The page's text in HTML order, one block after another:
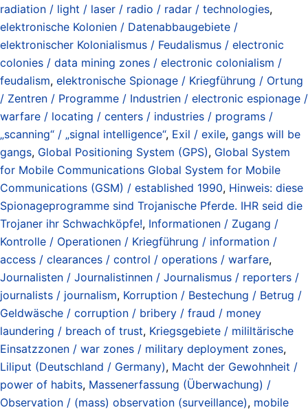
radiation / light / laser / radio / radar / technologies,
elektronische Kolonien / Datenabbaugebiete /
elektronischer Kolonialismus / Feudalismus / electronic
colonies / data mining zones / electronic colonialism /
feudalism, elektronische Spionage / Kriegführung / Ortung
/ Zentren / Programme / Industrien / electronic espionage /
warfare / locating / centers / industries / programs /
„scanning“ / „signal intelligence“, Exil / exile, gangs will be
gangs, Global Positioning System (GPS), Global System
for Mobile Communications Global System for Mobile
Communications (GSM) / established 1990, Hinweis: diese
Spionageprogramme sind Trojanische Pferde. IHR seid die
Trojaner ihr Schwachköpfe!, Informationen / Zugang /
Kontrolle / Operationen / Kriegführung / information /
access / clearances / control / operations / warfare,
Journalisten / Journalistinnen / Journalismus / reporters /
journalists / journalism, Korruption / Bestechung / Betrug /
Geldwäsche / corruption / bribery / fraud / money
laundering / breach of trust, Kriegsgebiete / mililtärische
Einsatzzonen / war zones / military deployment zones,
Liliput (Deutschland / Germany), Macht der Gewohnheit /
power of habits, Massenerfassung (Überwachung) /
Observation / (mass) observation (surveillance), mobile